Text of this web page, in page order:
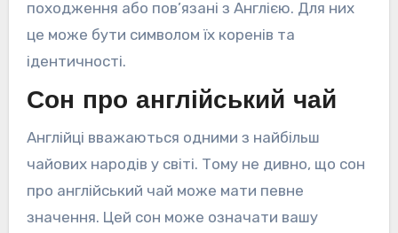
походження або пов’язані з Англією. Для них
це може бути символом їх коренів та
ідентичності.
Сон про англійський чай
Англійці вважаються одними з найбільш
чайових народів у світі. Тому не дивно, що сон
про англійський чай може мати певне
значення. Цей сон може означати вашу